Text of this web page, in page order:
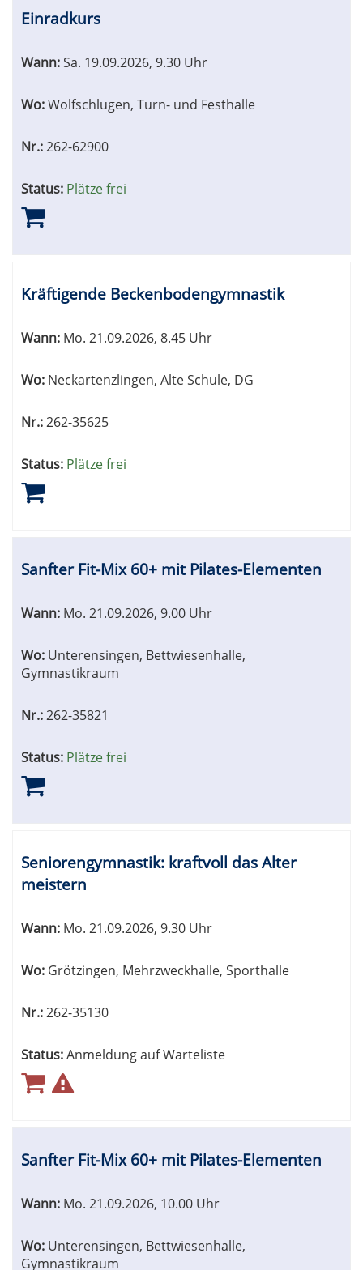
Einradkurs
Wann:Sa. 19.09.2026, 9.30 Uhr
Wo:Wolfschlugen, Turn- und Festhalle
Nr.:262-62900
Status: Plätze frei
Kräftigende Beckenbodengymnastik
Wann: Mo. 21.09.2026, 8.45 Uhr
Wo: Neckartenzlingen, Alte Schule, DG
Nr.:262-35625
Status: Plätze frei
Sanfter Fit-Mix 60+ mit Pilates-Elementen
Wann: Mo. 21.09.2026, 9.00 Uhr
Wo: Unterensingen, Bettwiesenhalle,
Gymnastikraum
Nr.:262-35821
Status: Plätze frei
Seniorengymnastik: kraftvoll das Alter
meistern
Wann: Mo. 21.09.2026, 9.30 Uhr
Wo: Grötzingen, Mehrzweckhalle, Sporthalle
Nr.:262-35130
Status:Anmeldung auf Warteliste
Sanfter Fit-Mix 60+ mit Pilates-Elementen
Wann: Mo. 21.09.2026, 10.00 Uhr
Wo: Unterensingen, Bettwiesenhalle,
Gymnastikraum